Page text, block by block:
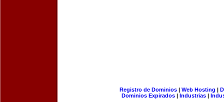
Registro de Dominios| Web Hosting |
Dominios Expirados | Industrias |